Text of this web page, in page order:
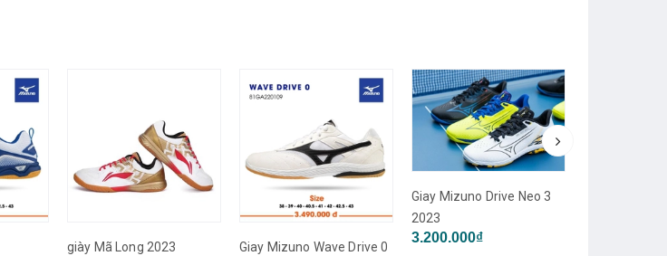
giày Mã Long 2023
Giay Mizuno Wave Drive 0
Giay Mizuno Drive Neo 3
2023
3.200.000₫